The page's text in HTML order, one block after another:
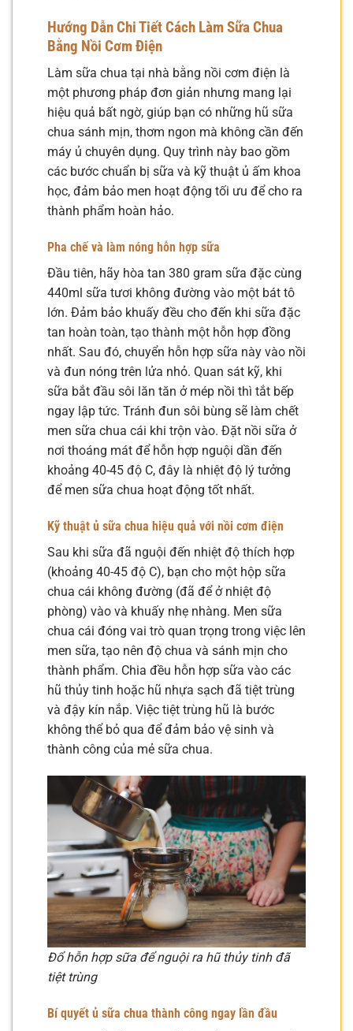
Hướng Dẫn Chi Tiết Cách Làm Sữa Chua
Bằng Nồi Cơm Điện
Làm sữa chua tại nhà bằng nồi cơm điện là
một phương pháp đơn giản nhưng mang lại
hiệu quả bất ngờ, giúp bạn có những hũ sữa
chua sánh mịn, thơm ngon mà không cần đến
máy ủ chuyên dụng. Quy trình này bao gồm
các bước chuẩn bị sữa và kỹ thuật ủ ấm khoa
học, đảm bảo men hoạt động tối ưu để cho ra
thành phẩm hoàn hảo.
Pha chế và làm nóng hỗn hợp sữa
Đầu tiên, hãy hòa tan 380 gram sữa đặc cùng
440ml sữa tươi không đường vào một bát tô
lớn. Đảm bảo khuấy đều cho đến khi sữa đặc
tan hoàn toàn, tạo thành một hỗn hợp đồng
nhất. Sau đó, chuyển hỗn hợp sữa này vào nồi
và đun nóng trên lửa nhỏ. Quan sát kỹ, khi
sữa bắt đầu sôi lăn tăn ở mép nồi thì tắt bếp
ngay lập tức. Tránh đun sôi bùng sẽ làm chết
men sữa chua cái khi trộn vào. Đặt nồi sữa ở
nơi thoáng mát để hỗn hợp nguội dần đến
khoảng 40-45 độ C, đây là nhiệt độ lý tưởng
để men sữa chua hoạt động tốt nhất.
Kỹ thuật ủ sữa chua hiệu quả với nồi cơm điện
Sau khi sữa đã nguội đến nhiệt độ thích hợp
(khoảng 40-45 độ C), bạn cho một hộp sữa
chua cái không đường (đã để ở nhiệt độ
phòng) vào và khuấy nhẹ nhàng. Men sữa
chua cái đóng vai trò quan trọng trong việc lên
men sữa, tạo nên độ chua và sánh mịn cho
thành phẩm. Chia đều hỗn hợp sữa vào các
hũ thủy tinh hoặc hũ nhựa sạch đã tiệt trùng
và đậy kín nắp. Việc tiệt trùng hũ là bước
không thể bỏ qua để đảm bảo vệ sinh và
thành công của mẻ sữa chua.
Đổ hỗn hợp sữa để nguội ra hũ thủy tinh đã
tiệt trùng
Bí quyết ủ sữa chua thành công ngay lần đầu